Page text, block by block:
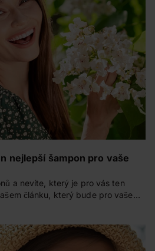
nejlepší šampon pro vaše
a nevíte, který je pro vás ten
článku, který bude pro vaše
ten nejvhodnější. Dopřejte